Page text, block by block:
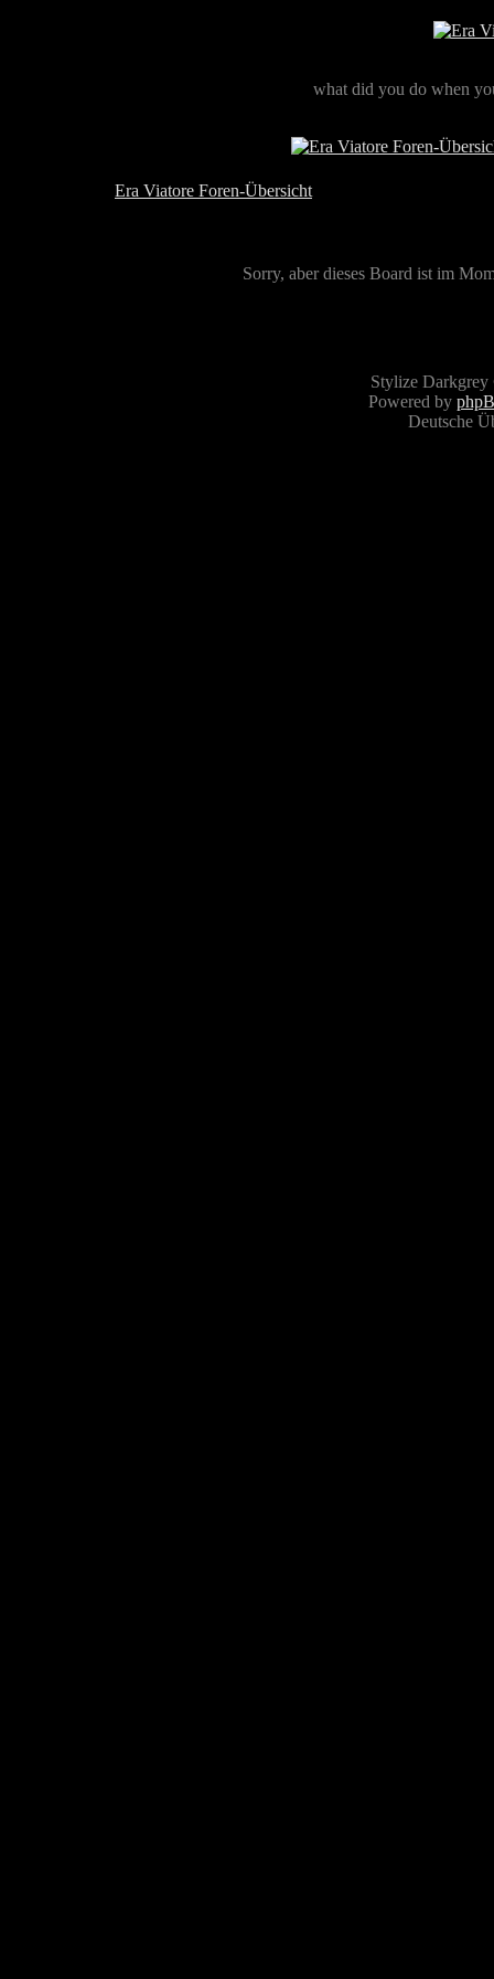
what did you do when
Era Viatore Foren-Übersicht
Sorry, aber dieses Board ist im
Stylize
Powered by
Deutsche